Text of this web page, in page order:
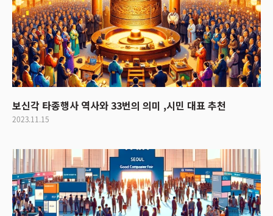
보신각 타종행사 역사와 33번의 의미 ,시민 대표 추천
2023.11.15